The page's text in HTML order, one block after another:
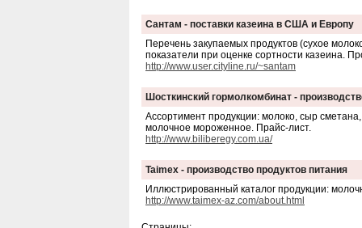
Сантам - поставки казеина в США и Европу
Перечень закупаемых продуктов (сухое
показатели при оценке сортности казеина.
http://www.user.cityline.ru/~santam
Шосткинский гормолкомбинат -
Ассортимент продукции: молоко, сыр
молочное мороженное. Прайс-лист.
http://www.biliberegy.com.ua/
Taimex - производство продуктов питания
Иллюстрированный каталог продукции:
http://www.taimex-az.com/about.html